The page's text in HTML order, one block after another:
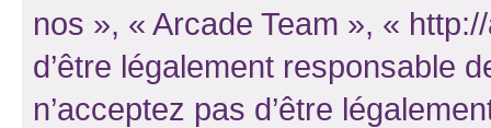
nos », « Arcade Team », «
d’être légalement responsable
n’acceptez pas d’être